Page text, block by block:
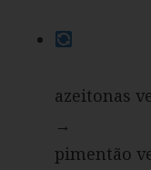
azeitonas
→
pimentão